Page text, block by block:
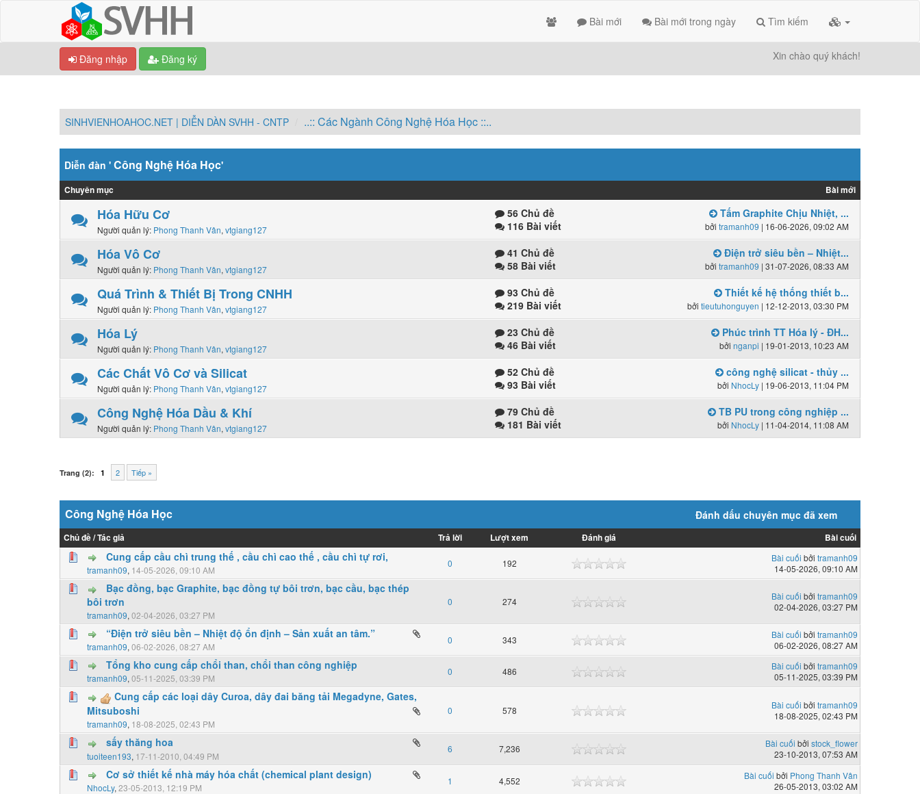
Bài mới Bài mới trong ngày Tìm kiếm
Đăng nhập Đăng ký Xin chào quý khách!
SINHVIENHOAHOC.NET | DIỄN DÀN SVHH - CNTP ..:: Các Ngành Công Nghệ Hóa Học ::..
Diễn đàn ' Công Nghệ Hóa Học'
Chuyên mục Bài mới
Hóa Hữu Cơ
Người quản lý: Phong Thanh Vân, vtgiang127
56 Chủ đề
116 Bài viết
Tấm Graphite Chịu Nhiệt, ...
bởitramanh09 | 16-06-2026, 09:02 AM
Hóa Vô Cơ
Người quản lý: Phong Thanh Vân, vtgiang127
41 Chủ đề
58 Bài viết
Điện trở siêu bền – Nhiệt...
bởitramanh09 | 31-07-2026, 08:33 AM
Quá Trình & Thiết Bị Trong CNHH
Người quản lý: Phong Thanh Vân, vtgiang127
93 Chủ đề
219 Bài viết
Thiết kế hệ thống thiết b...
bởitieutuhonguyen | 12-12-2013, 03:30 PM
Hóa Lý
Người quản lý: Phong Thanh Vân, vtgiang127
23 Chủ đề
46 Bài viết
Phúc trình TT Hóa lý - ĐH...
bởinganpi | 19-01-2013, 10:23 AM
Các Chất Vô Cơ và Silicat
Người quản lý: Phong Thanh Vân, vtgiang127
52 Chủ đề
93 Bài viết
công nghệ silicat - thủy ...
bởi NhocLy | 19-06-2013, 11:04 PM
Công Nghệ Hóa Dầu & Khí
Người quản lý: Phong Thanh Vân, vtgiang127
79 Chủ đề
181 Bài viết
TB PU trong công nghiệp ...
bởi NhocLy | 11-04-2014, 11:08 AM
Trang (2): 1 2 Tiếp »
Công Nghệ Hóa Học Đánh dấu chuyên mục đã xem
Chủ đề/Tác giả Trả lời Lượt xem Đánh giá Bài cuối
Cung cấp cầu chì trung thế , cầu chì cao thế , cầu chì tự rơi,
tramanh09, 14-05-2026, 09:10 AM
0 192
0 Vote(s) - 0 vượt quá 5 sao
12345 Bài cuối bởi tramanh09
14-05-2026, 09:10 AM
Bạc đồng, bạc Graphite, bạc đồng tự bôi trơn, bạc cầu, bạc thép
bôi trơn
tramanh09, 02-04-2026, 03:27 PM
0 274 Bài cuối bởi tramanh09
02-04-2026, 03:27 PM
“Điện trở siêu bền – Nhiệt độ ổn định – Sản xuất an tâm.”
tramanh09, 06-02-2026, 08:27 AM
0 343
0 Vote(s) - 0 vượt quá 5 sao
12 345 Bài cuối bởi tramanh09
06-02-2026, 08:27 AM
Tổng kho cung cấp chổi than, chổi than công nghiệp
tramanh09, 05-11-2025, 03:39 PM
0 486
0 Vote(s) - 0 vượt quá 5 sao
123 45 Bài cuối bởi tramanh09
05-11-2025, 03:39 PM
Cung cấp các loại dây Curoa, dây đai băng tải Megadyne, Gates,
Mitsuboshi
tramanh09, 18-08-2025, 02:43 PM
0 578 Bài cuối bởi tramanh09
18-08-2025, 02:43 PM
sấy thăng hoa
tuoiteen193, 17-11-2010, 04:49 PM
6 7,236
0 Vote(s) - 0 vượt quá 5 sao Bài cuối bởi stock_flower
23-10-2013, 07:53 AM
Cơ sở thiết kế nhà máy hóa chất (chemical plant design)
NhocLy, 23-05-2013, 12:19 PM
1 4,552
0 Vote(s) - 0 vượt quá 5 sao
1 2345 Bài cuối bởi Phong Thanh Vân
26-05-2013, 03:02 AM